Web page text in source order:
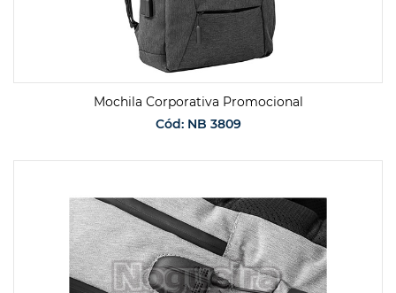
Mochila Corporativa Promocional
Cód: NB 3809